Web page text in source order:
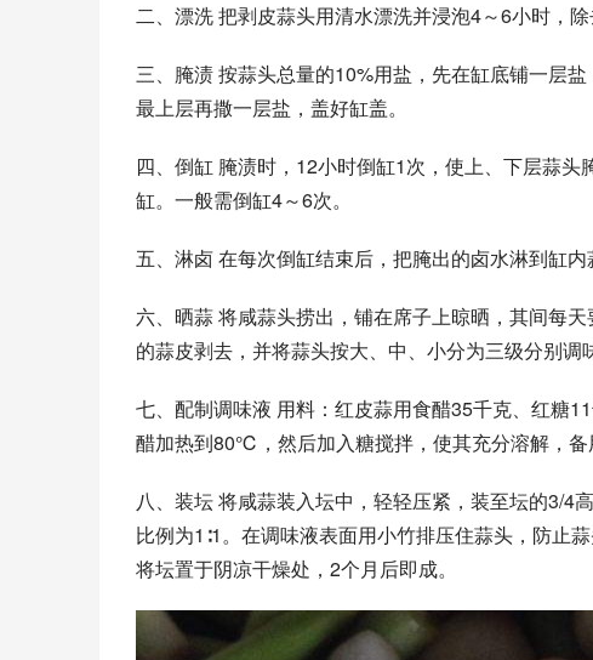
二、漂洗 把剥皮蒜头用清水漂洗并浸泡4～6小时，除
三、腌渍 按蒜头总量的10%用盐，先在缸底铺一层
最上层再撒一层盐，盖好缸盖。
四、倒缸 腌渍时，12小时倒缸1次，使上、下层蒜
缸。一般需倒缸4～6次。
五、淋卤 在每次倒缸结束后，把腌出的卤水淋到缸
六、晒蒜 将咸蒜头捞出，铺在席子上晾晒，其间每
的蒜皮剥去，并将蒜头按大、中、小分为三级分别调
七、配制调味液 用料：红皮蒜用食醋35千克、红糖
醋加热到80℃，然后加入糖搅拌，使其充分溶解，备
八、装坛 将咸蒜装入坛中，轻轻压紧，装至坛的3/4
比例为1∶1。在调味液表面用小竹排压住蒜头，防止
将坛置于阴凉干燥处，2个月后即成。